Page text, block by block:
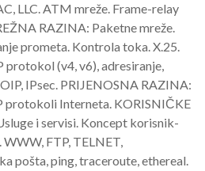
LLC. ATM mreže. Frame-relay
RAZINA: Paketne mreže.
prometa. Kontrola toka. X.25.
protokol (v4, v6), adresiranje,
IPsec. PRIJENOSNA RAZINA:
protokoli Interneta. KORISNIČKE
i servisi. Koncept korisnik-
FTP, TELNET,
pošta, ping, traceroute, ethereal.